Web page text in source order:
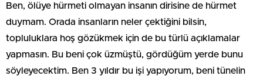
Ben, ölüye hürmeti olmayan insanın dirisine de hürmet
duymam. Orada insanların neler çektiğini bilsin,
topluluklara hoş gözükmek için de bu türlü açıklamalar
yapmasın. Bu beni çok üzmüştü, gördüğüm yerde bunu
söyleyecektim. Ben 3 yıldır bu işi yapıyorum, beni tünelin